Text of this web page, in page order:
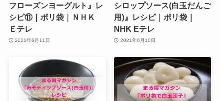
フローズンヨーグルト』レ
シピ⑪｜ポリ袋｜ＮＨＫ
Ｅテレ
2021年6月11日
シロップソース(白玉だんご
用)』レシピ｜ポリ袋｜
NHK Eテレ
2021年6月10日